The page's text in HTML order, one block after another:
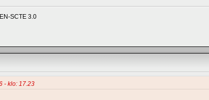
SCTE 3.0
- klo: 17.23